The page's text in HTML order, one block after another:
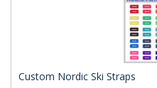
Custom Nordic Ski Straps